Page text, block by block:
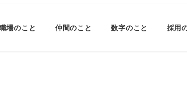
職場のこと 仲間のこと 数字のこと 採用